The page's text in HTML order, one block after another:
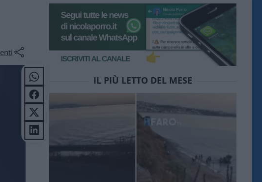
IL PIÙ LETTO DEL MESE